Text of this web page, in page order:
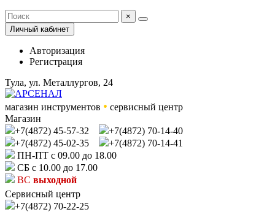
×
Личный кабинет
Авторизация
Регистрация
Тула, ул. Металлургов, 24
магазин инструментов • сервисный центр
Магазин
+7(4872) 45-57-32
+7(4872) 70-14-40
+7(4872) 45-02-35
+7(4872) 70-14-41
ПН-ПТ с 09.00 до 18.00
СБ с 10.00 до 17.00
ВС выходной
Сервисный центр
+7(4872) 70-22-25